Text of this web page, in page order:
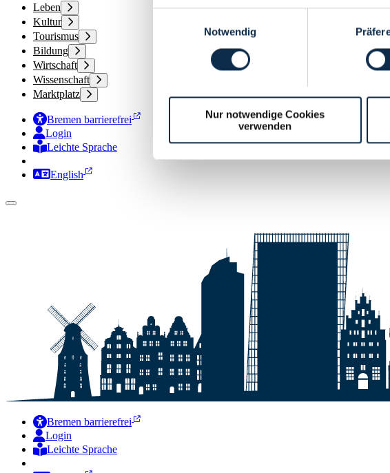
Notwendig
Nur notwendige Cookies
verwenden
Leben
Kultur
Tourismus
Bildung
Wirtschaft
Wissenschaft
Marktplatz
Bremen barrierefrei
Login
Leichte Sprache
Zur Deutschen Gebärdensprache
English
Bremen barrierefrei
Login
Leichte Sprache